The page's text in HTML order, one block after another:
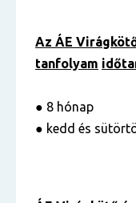
Az ÁE
tanfolyam
● 8 hónap
● kedd és